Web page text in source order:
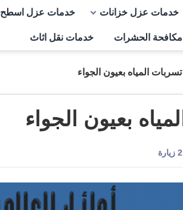
خدمات عزل خزانات خدمات عزل اسطح
الحشرات خدمات نقل اثاث
المياه بعيون الجواء
بعيون الجواء